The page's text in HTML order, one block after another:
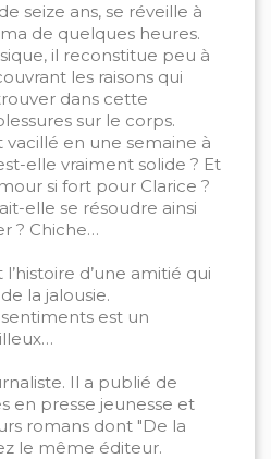
seize ans, se réveille à
de quelques heures.
il reconstitue peu à
les raisons qui
dans cette
sur le corps.
vacillé en une semaine à
elle vraiment solide ? Et
si fort pour Clarice ?
elle se résoudre ainsi
? Chiche…
d’une amitié qui
la jalousie.
sentiments est un
Il a publié de
en presse jeunesse et
romans dont "De la
le même éditeur.